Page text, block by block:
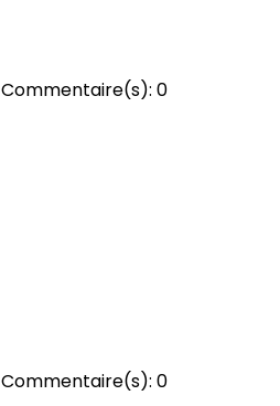
Commentaire(s): 0
Commentaire(s): 0